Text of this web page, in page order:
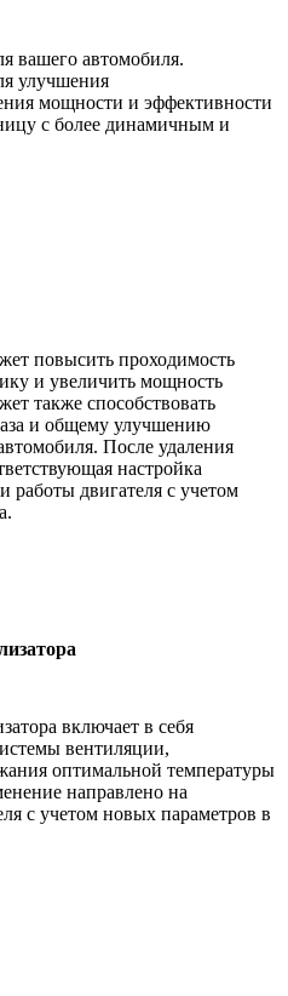
вашего автомобиля.
улучшения
мощности и эффективности
с более динамичным и
повысить проходимость
и увеличить мощность
также способствовать
и общему улучшению
После удаления
настройка
работы двигателя с учетом
включает в себя
вентиляции,
оптимальной температуры
направлено на
с учетом новых параметров в